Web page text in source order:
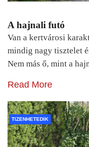
A hajnali futó
Van a kertvárosi
mindig nagy tisztelet
Nem más ő, mint a
Read More
TIZENHETEDIK